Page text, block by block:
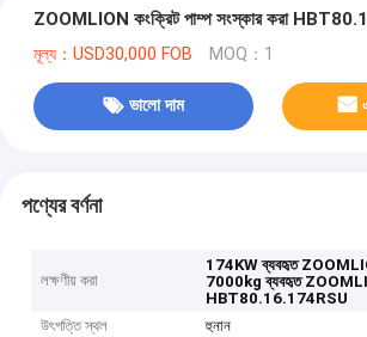
ZOOMLION কংক্রিট পাম্প সংস্কার করা
মূল্য：USD30,000 FOB MOQ：1
ভালো দাম
পণ্যের বর্ণনা
লক্ষণীয় করা
174KW ব্যবহৃত
7000kg ব্যবহৃত
HBT80.16.174RSU
উৎপত্তি স্থল
হুনান